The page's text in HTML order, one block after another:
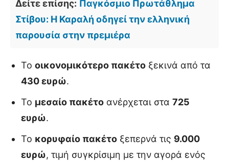
Δείτε επίσης: Παγκόσμιο Πρωτάθλημα
Στίβου: Η Καραλή οδηγεί την ελληνική
παρουσία στην πρεμιέρα
Το οικονομικότερο πακέτο ξεκινά από τα
430 ευρώ.
Το μεσαίο πακέτο ανέρχεται στα 725
ευρώ.
Το κορυφαίο πακέτο ξεπερνά τις 9.000
ευρώ, τιμή συγκρίσιμη με την αγορά ενός